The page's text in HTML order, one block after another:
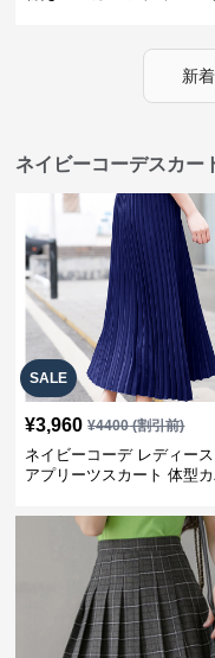
新
ネイビーコーデスカー
SALE
¥3,960 ¥4400(割引前)
ネイビーコーデ レディー
アプリーツスカート 体型
ト